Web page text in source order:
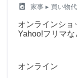
local_laundry_service 家事 ▸ 買い物
オンラインショ
Yahoo!フリマな
オンライン